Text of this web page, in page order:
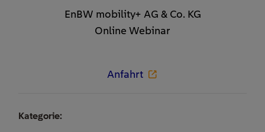
EnBW mobility+ AG & Co. KG
Online Webinar
Anfahrt
Kategorie: